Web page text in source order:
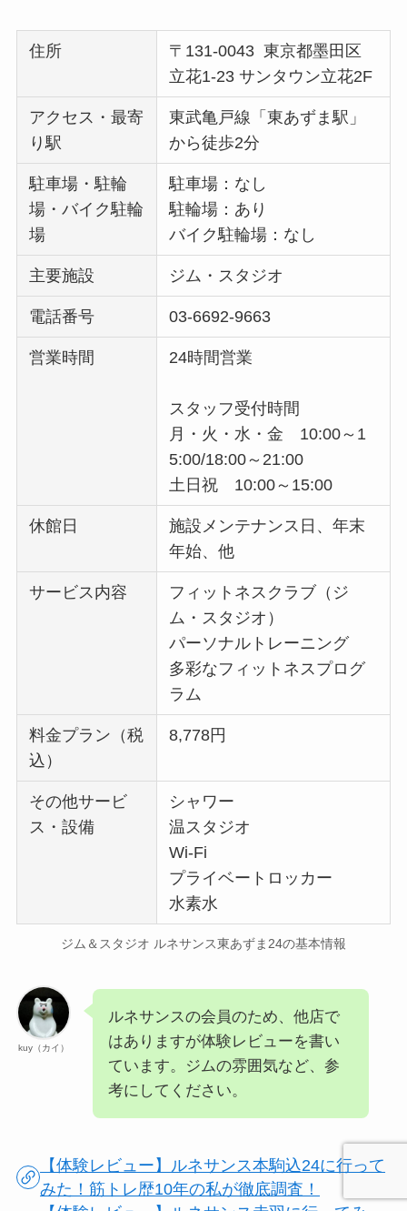
住所
〒131-0043 東京都墨田区
立花1-23 サンタウン立花2F
アクセス・最寄
り駅
東武亀戸線「東あずま駅」
から徒歩2分
駐車場・駐輪
場・バイク駐輪
場
駐車場：なし
駐輪場：あり
バイク駐輪場：なし
主要施設 ジム・スタジオ
電話番号 03-6692-9663
営業時間 24時間営業
スタッフ受付時間
月・火・水・金 10:00～1
5:00/18:00～21:00
土日祝 10:00～15:00
休館日
施設メンテナンス日、年末
年始、他
サービス内容
フィットネスクラブ（ジ
ム・スタジオ）
パーソナルトレーニング
多彩なフィットネスプログ
ラム
料金プラン（税
込）
8,778円
その他サービ
ス・設備
シャワー
温スタジオ
Wi-Fi
プライベートロッカー
水素水
ジム＆スタジオ ルネサンス東あずま24の基本情報
kuy（カイ）
ルネサンスの会員のため、他店で
はありますが体験レビューを書い
ています。ジムの雰囲気など、参
考にしてください。
【体験レビュー】ルネサンス本駒込24に行って
みた！筋トレ歴10年の私が徹底調査！